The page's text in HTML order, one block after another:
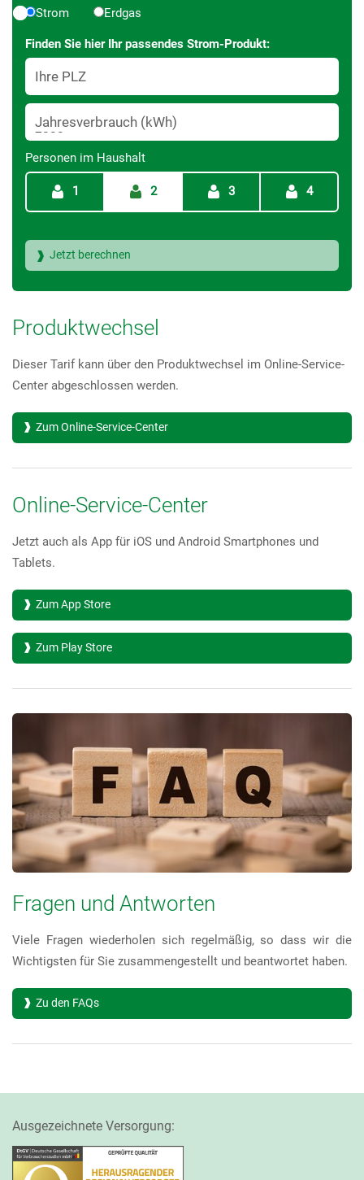
Strom Erdgas
Finden Sie hier Ihr passendes Strom-Produkt:
Ihre PLZ
Jahresverbrauch (kWh)
Personen im Haushalt
1 2 3 4
Produktwechsel
Dieser Tarif kann über den Produktwechsel im Online-Service-
Center abgeschlossen werden.
Zum Online-Service-Center
Online-Service-Center
Jetzt auch als App für iOS und Android Smartphones und
Tablets.
Zum App Store
Zum Play Store
Fragen und Antworten
Viele Fragen wiederholen sich regelmäßig, so dass wir die
Wichtigsten für Sie zusammengestellt und beantwortet haben.
Zu den FAQs
Ausgezeichnete Versorgung: